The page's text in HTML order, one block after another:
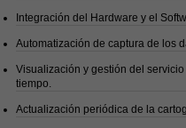
Integración del Hardware y el
Automatización de captura de los
Visualización y gestión del
tiempo.
Actualización periódica de la